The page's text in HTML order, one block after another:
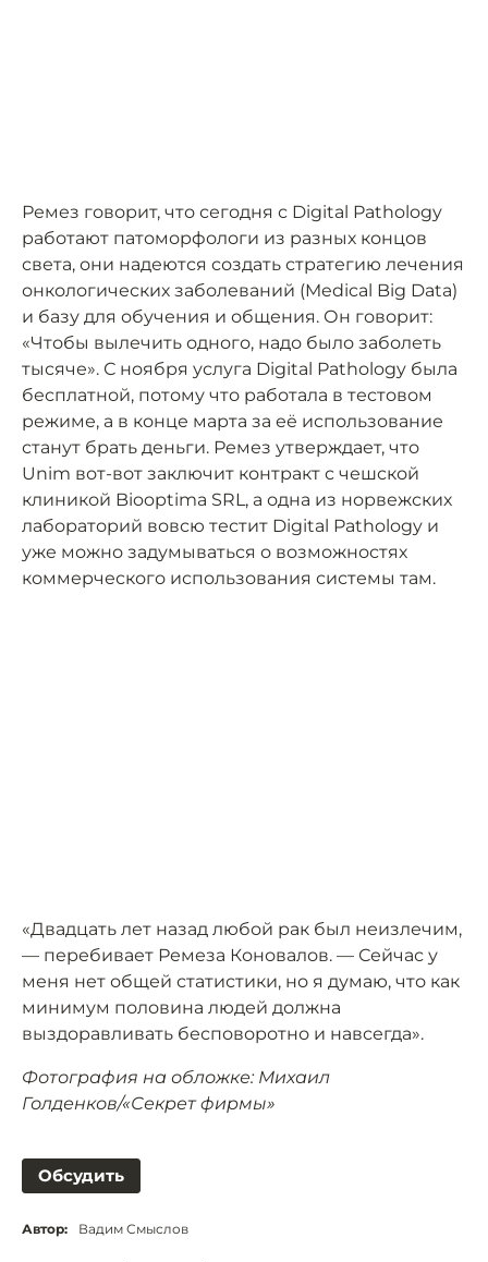
Ремез говорит, что сегодня с Digital Pathology
работают патоморфологи из разных концов
света, они надеются создать стратегию лечения
онкологических заболеваний (Medical Big Data)
и базу для обучения и общения. Он говорит:
«Чтобы вылечить одного, надо было заболеть
тысяче». С ноября услуга Digital Pathology была
бесплатной, потому что работала в тестовом
режиме, а в конце марта за её использование
станут брать деньги. Ремез утверждает, что
Unim вот-вот заключит контракт с чешской
клиникой Biooptima SRL, а одна из норвежских
лабораторий вовсю тестит Digital Pathology и
уже можно задумываться о возможностях
коммерческого использования системы там.
«Двадцать лет назад любой рак был неизлечим,
— перебивает Ремеза Коновалов. — Сейчас у
меня нет общей статистики, но я думаю, что как
минимум половина людей должна
выздоравливать бесповоротно и навсегда».
Фотография на обложке: Михаил
Голденков/«Секрет фирмы»
Обсудить
Автор: Вадим Смыслов